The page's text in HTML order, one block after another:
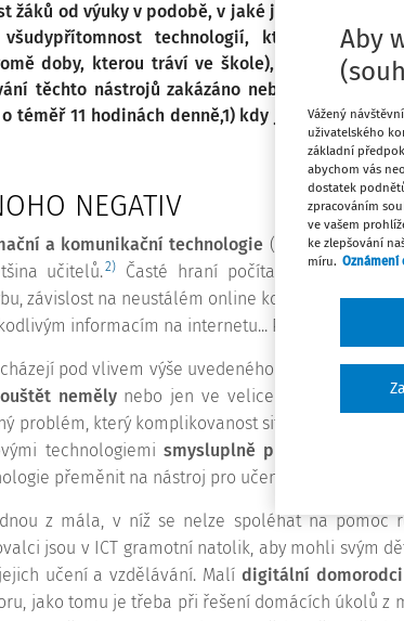
žáků od výuky v podobě, v jaké ji učitel pro děti
technologií, které
doby, kterou tráví ve škole), je natolik
těchto nástrojů zakázáno nebo alespoň
téměř 11 hodinách denně,1) kdy jsou děti
NEGATIV
a komunikační technologie (dále „ICT“)
učitelů.2)
Časté hraní počítačových her,
závislost na neustálém online kontaktu s
informacím na internetu... Podobných
pod vlivem výše uvedeného k závěru, že by
nemělynebo jen ve velice omezené
problém, který komplikovanost situace ještě
technologiemi smysluplně pracovat
než ve
přeměnit na nástroj pro učení, než učitel?
z mála, v níž se nelze spoléhat na pomoc
jsou v ICT gramotní natolik, aby mohli svým
učení a vzdělávání. Malí digitální domorodci
jako tomu je třeba při řešení domácích úkolů z
Aby
Vážený
uživatelského
základní
abychom vás
dostatek
zpracováním
ve vašem
ke zlepšování
míru. Oznámení